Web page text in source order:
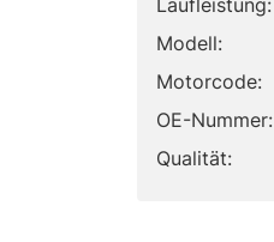
Laufleistung:
Modell:
Motorcode:
OE-Nummer:
Qualität: